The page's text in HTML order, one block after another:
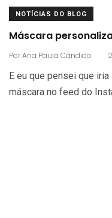
NOTÍCIAS DO BLOG
Máscara
PorAna Paula Cândido .
E eu que pensei que
máscara no feed do